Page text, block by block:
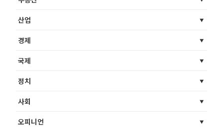
산업
경제
국제
정치
사회
오피니언